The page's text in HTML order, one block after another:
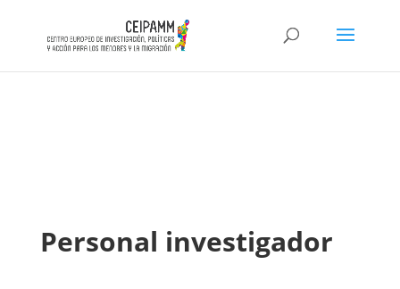
Personal investigador